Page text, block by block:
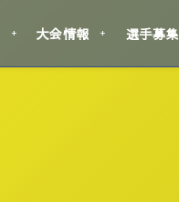
大会情報 選手募集